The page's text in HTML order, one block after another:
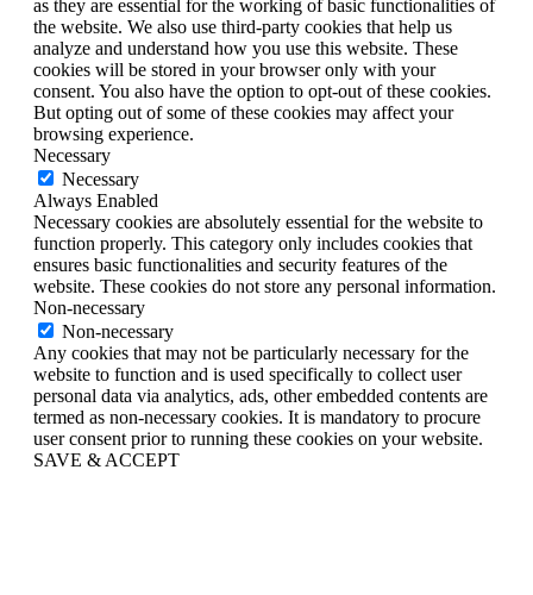
as they are essential for the working of basic functionalities of
the website. We also use third-party cookies that help us
analyze and understand how you use this website. These
cookies will be stored in your browser only with your
consent. You also have the option to opt-out of these cookies.
But opting out of some of these cookies may affect your
browsing experience.
Necessary
Necessary
Always Enabled
Necessary cookies are absolutely essential for the website to
function properly. This category only includes cookies that
ensures basic functionalities and security features of the
website. These cookies do not store any personal information.
Non-necessary
Non-necessary
Any cookies that may not be particularly necessary for the
website to function and is used specifically to collect user
personal data via analytics, ads, other embedded contents are
termed as non-necessary cookies. It is mandatory to procure
user consent prior to running these cookies on your website.
SAVE & ACCEPT